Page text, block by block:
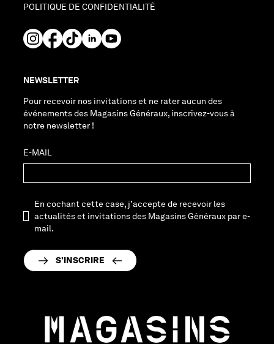
POLITIQUE DE CONFIDENTIALITÉ
NEWSLETTER
Pour recevoir nos invitations et ne rater aucun des
événements des Magasins Généraux, inscrivez-vous à
notre newsletter !
E-MAIL
En cochant cette case, j’accepte de recevoir les
actualités et invitations des Magasins Généraux par e-
mail.
S'INSCRIRE